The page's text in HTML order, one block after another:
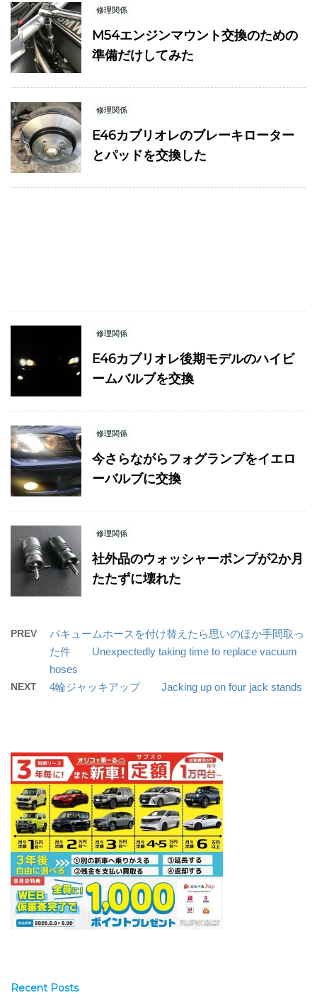
修理関係
M54エンジンマウント交換のための
準備だけしてみた
修理関係
E46カブリオレのブレーキローター
とパッドを交換した
修理関係
E46カブリオレ後期モデルのハイビ
ームバルブを交換
修理関係
今さらながらフォグランプをイエロ
ーバルブに交換
修理関係
社外品のウォッシャーポンプが2か月
たたずに壊れた
PREV
バキュームホースを付け替えたら思いのほか手間取っ
た件 Unexpectedly taking time to replace vacuum
hoses
NEXT 4輪ジャッキアップ Jacking up on four jack stands
Recent Posts